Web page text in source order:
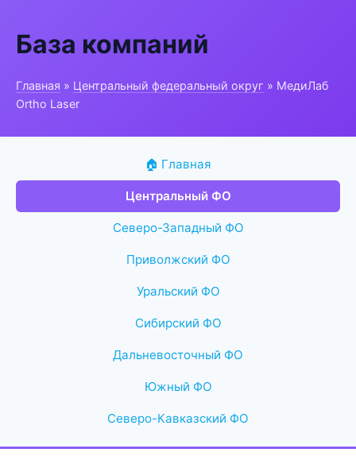
База компаний
Главная » Центральный федеральный округ » МедиЛаб
Ortho Laser
🏠 Главная
Центральный ФО
Северо-Западный ФО
Приволжский ФО
Уральский ФО
Сибирский ФО
Дальневосточный ФО
Южный ФО
Северо-Кавказский ФО